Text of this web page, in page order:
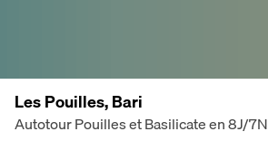
Les Pouilles, Bari
Autotour Pouilles et Basilicate en 8J/7N